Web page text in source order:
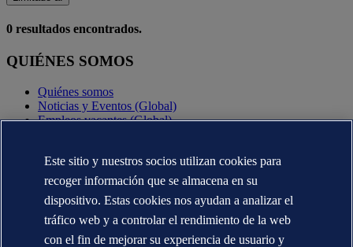
0 resultados encontrados.
QUIÉNES SOMOS
Quiénes somos
Noticias y Eventos (Global)
Empleos vacantes (Global)
CONTÁCTENOS
Contacte con nosotros
Dónde estamos
Media contacts (Global)
Veracity.com
Este sitio y nuestros socios utilizan cookies para
recoger información que se almacena en su
dispositivo. Estas cookies nos ayudan a analizar el
tráfico web y a controlar el rendimiento de la web
con el fin de mejorar su experiencia de usuario y